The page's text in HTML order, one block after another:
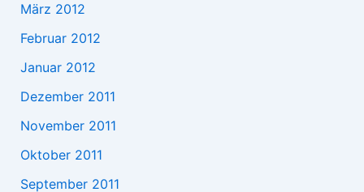
März 2012
Februar 2012
Januar 2012
Dezember 2011
November 2011
Oktober 2011
September 2011